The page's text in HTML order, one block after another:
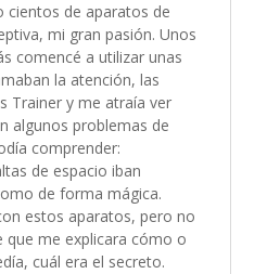
cientos de aparatos de
mi gran pasión. Unos
comencé a utilizar unas
la atención, las
Trainer y me atraía ver
algunos problemas de
comprender:
de espacio iban
de forma mágica.
estos aparatos, pero no
que me explicara cómo o
cuál era el secreto.